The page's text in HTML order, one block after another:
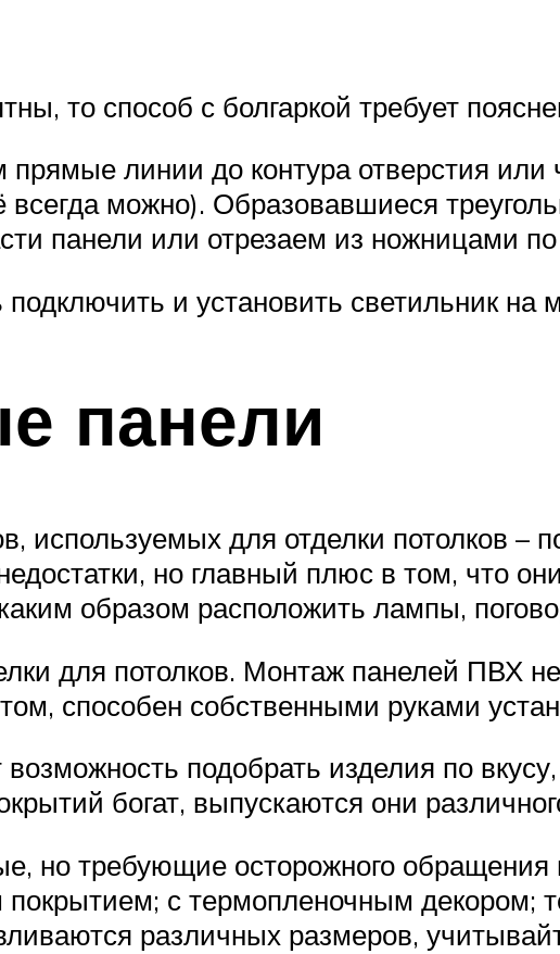
то способ с болгаркой требует
линии до контура отверстия
можно). Образовавшиеся
панели или отрезаем из ножницами
подключить и установить светильник на
панели
используемых для отделки потолков –
но главный плюс в том, что
образом расположить лампы,
для потолков. Монтаж панелей ПВХ
способен собственными руками
подобрать изделия по
богат, выпускаются они
но требующие осторожного
с термопленочным декором;
различных размеров,